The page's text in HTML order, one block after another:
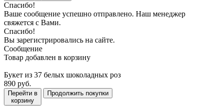
Спасибо!
Ваше сообщение успешно отправлено. Наш менеджер
свяжется с Вами.
Спасибо!
Вы зарегистрировались на сайте.
Сообщение
Товар добавлен в корзину
Букет из 37 белых шоколадных роз
890 руб.
Перейти в
корзину
Продолжить покупки